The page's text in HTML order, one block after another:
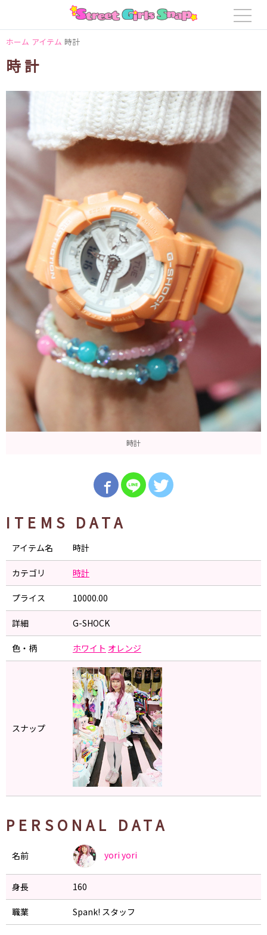
ホーム アイテム 時計
時計
時計
ITEMS DATA
アイテム名 時計
カテゴリ 時計
プライス 10000.00
詳細 G-SHOCK
色・柄 ホワイト オレンジ
スナップ
PERSONAL DATA
名前 yori yori
身長 160
職業 Spank! スタッフ